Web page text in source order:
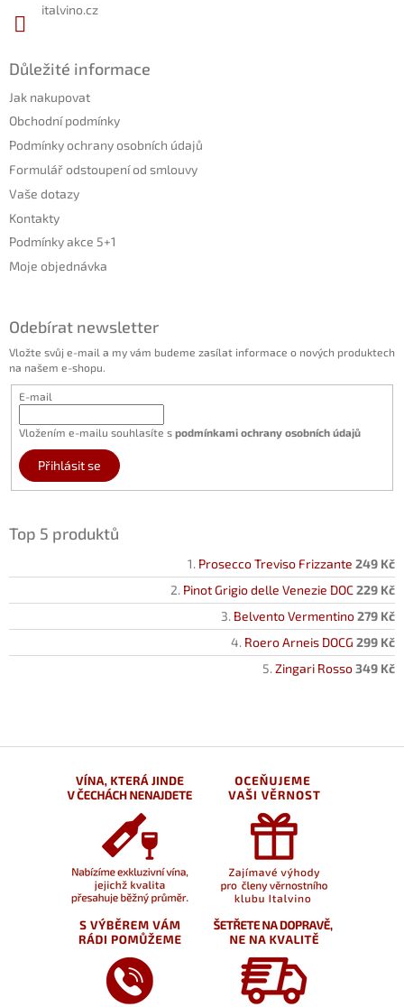
italvino.cz
Důležité informace
Jak nakupovat
Obchodní podmínky
Podmínky ochrany osobních údajů
Formulář odstoupení od smlouvy
Vaše dotazy
Kontakty
Podmínky akce 5+1
Moje objednávka
Odebírat newsletter
Vložte svůj e-mail a my vám budeme zasílat informace o nových produktech
na našem e-shopu.
E-mail
Vložením e-mailu souhlasíte s podmínkami ochrany osobních údajů
Přihlásit se
Top 5 produktů
Prosecco Treviso Frizzante 249 Kč
Pinot Grigio delle Venezie DOC229 Kč
Belvento Vermentino279 Kč
Roero Arneis DOCG 299 Kč
Zingari Rosso349 Kč